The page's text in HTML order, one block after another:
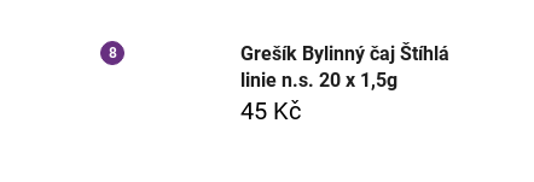
Grešík Bylinný čaj Štíhlá
linie n.s. 20 x 1,5g
45 Kč